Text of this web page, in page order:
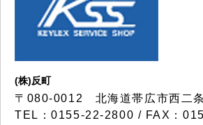
(株)反町
〒080-0012 北海道帯広市西二
TEL：0155-22-2800 / FAX：